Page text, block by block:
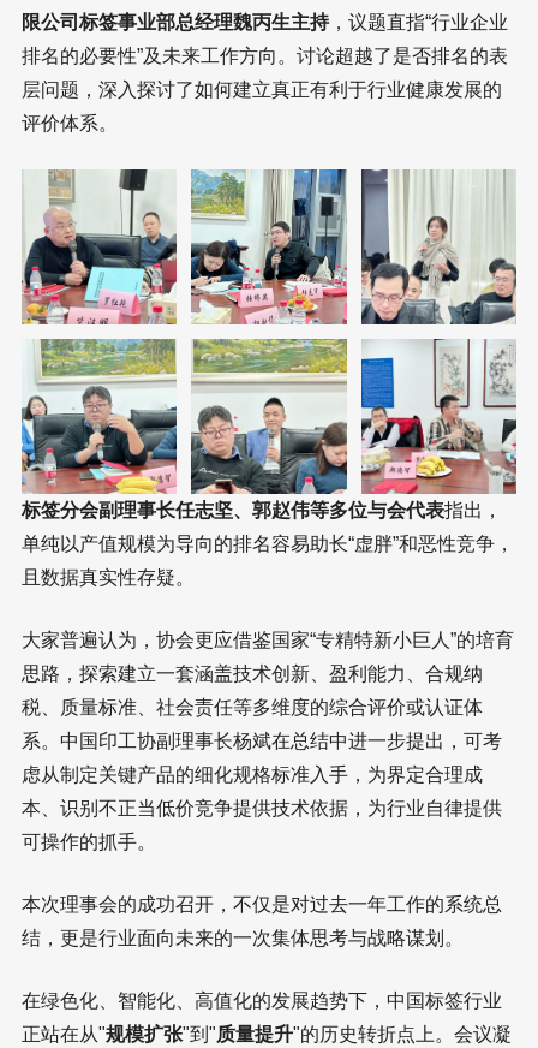
限公司标签事业部总经理魏丙生主持，议题直指“行业企业
排名的必要性”及未来工作方向。讨论超越了是否排名的表
层问题，深入探讨了如何建立真正有利于行业健康发展的
评价体系。
标签分会副理事长任志坚、郭赵伟等多位与会代表指出，
单纯以产值规模为导向的排名容易助长“虚胖”和恶性竞争，
且数据真实性存疑。
大家普遍认为，协会更应借鉴国家“专精特新小巨人”的培育
思路，探索建立一套涵盖技术创新、盈利能力、合规纳
税、质量标准、社会责任等多维度的综合评价或认证体
系。中国印工协副理事长杨斌在总结中进一步提出，可考
虑从制定关键产品的细化规格标准入手，为界定合理成
本、识别不正当低价竞争提供技术依据，为行业自律提供
可操作的抓手。
本次理事会的成功召开，不仅是对过去一年工作的系统总
结，更是行业面向未来的一次集体思考与战略谋划。
在绿色化、智能化、高值化的发展趋势下，中国标签行业
正站在从"规模扩张"到"质量提升"的历史转折点上。会议凝